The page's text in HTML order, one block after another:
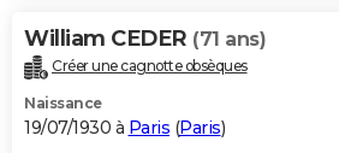
William CEDER (71 ans)
Créer une cagnotte obsèques
Naissance
19/07/1930 à Paris (Paris)